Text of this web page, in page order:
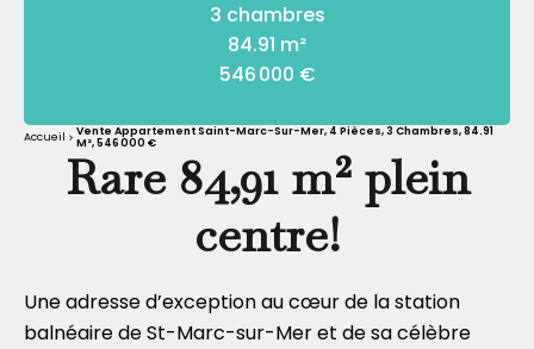
3 chambres
84.91 m²
546 000 €
Accueil
Vente Appartement Saint-Marc-Sur-Mer, 4 Pièces, 3 Chambres, 84.91
M², 546 000 €
Rare 84,91 m² plein
centre!
Une adresse d’exception au cœur de la station
balnéaire de St-Marc-sur-Mer et de sa célèbre